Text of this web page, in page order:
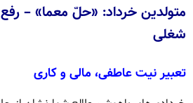
متولدین خرداد: «حلّ معما» –
شغلی
تعبیر نیت عاطفی، مالی و کاری